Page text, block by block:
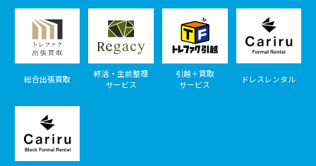
総合出張買取
終活・生前整理
サービス
引越＋買取
サービス
ドレスレンタル